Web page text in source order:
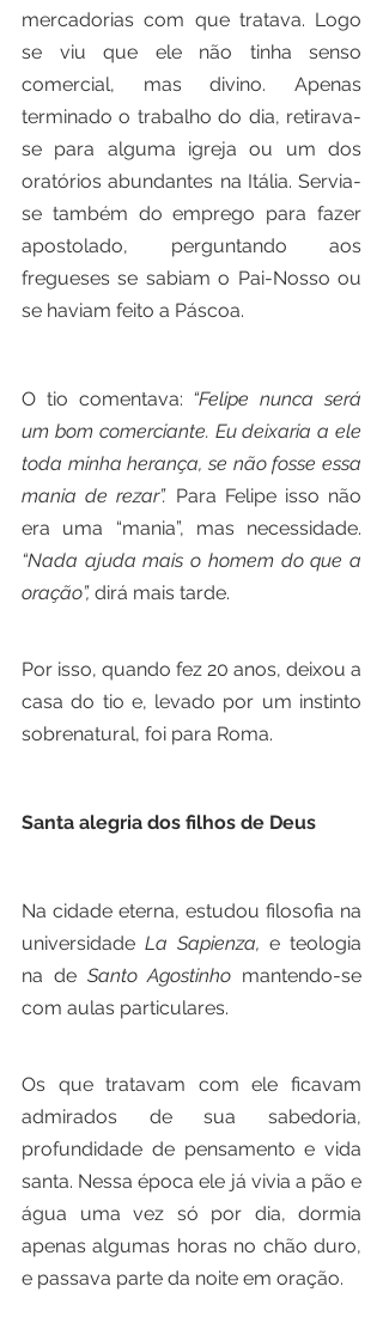
mercadorias com que tratava. Logo
se viu que ele não tinha senso
comercial, mas divino. Apenas
terminado o trabalho do dia, retirava-
se para alguma igreja ou um dos
oratórios abundantes na Itália. Servia-
se também do emprego para fazer
apostolado, perguntando aos
fregueses se sabiam o Pai-Nosso ou
se haviam feito a Páscoa.
O tio comentava: “Felipe nunca será
um bom comerciante. Eu deixaria a ele
toda minha herança, se não fosse essa
mania de rezar”. Para Felipe isso não
“Nada ajuda mais o homem do que a
oração”, dirá mais tarde.
Por isso, quando fez 20 anos, deixou a
casa do tio e, levado por um instinto
sobrenatural, foi para Roma.
Santa alegria dos filhos de Deus
Na cidade eterna, estudou filosofia na
universidade La Sapienza, e teologia
na de Santo Agostinho mantendo-se
com aulas particulares.
Os que tratavam com ele ficavam
admirados de sua sabedoria,
profundidade de pensamento e vida
santa. Nessa época ele já vivia a pão e
água uma vez só por dia, dormia
apenas algumas horas no chão duro,
e passava parte da noite em oração.